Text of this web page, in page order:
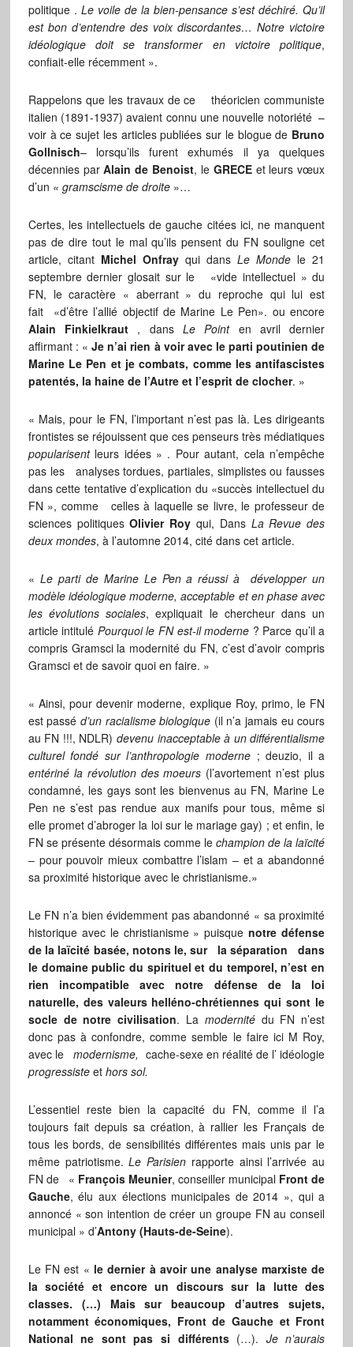
politique . Le voile de la bien-pensance s’est déchiré. Qu’il
est bon d’entendre des voix discordantes… Notre victoire
idéologique doit se transformer en victoire politique,
confiait-elle récemment ».
Rappelons que les travaux de ce théoricien communiste
italien (1891-1937) avaient connu une nouvelle notoriété –
voir à ce sujet les articles publiées sur le blogue de Bruno
Gollnisch– lorsqu’ils furent exhumés il ya quelques
décennies parAlain de Benoist, le GRECEet leurs vœux
d’un « gramscisme de droite »…
Certes, les intellectuels de gauche citées ici, ne manquent
pas de dire tout le mal qu’ils pensent du FN souligne cet
article, citantMichel Onfrayqui dansLe Monde le 21
septembre dernier glosait sur le «vide intellectuel » du
FN, le caractère « aberrant » du reproche qui lui est
fait «d’être l’allié objectif de Marine Le Pen». ou encore
Alain Finkielkraut , dansLe Pointen avril dernier
affirmant : « Je n’ai rien à voir avec le parti poutinien de
Marine Le Pen et je combats, comme les antifascistes
patentés, la haine de l’Autre et l’esprit de clocher. »
« Mais, pour le FN, l’important n’est pas là. Les dirigeants
frontistes se réjouissent que ces penseurs très médiatiques
popularisentleurs idées » . Pour autant, cela n’empêche
pas les analyses tordues, partiales, simplistes ou fausses
dans cette tentative d’explication du «succès intellectuel du
FN », comme celles à laquelle se livre, le professeur de
sciences politiquesOlivier Roy qui, Dans La Revue des
deux mondes, à l’automne 2014, cité dans cet article.
« Le parti de Marine Le Pen a réussi à développer un
modèle idéologique moderne, acceptable et en phase avec
les évolutions sociales, expliquait le chercheur dans un
article intitulé Pourquoi le FN est-il moderne ? Parce qu’il a
compris Gramsci la modernité du FN, c’est d’avoir compris
Gramsci et de savoir quoi en faire. »
« Ainsi, pour devenir moderne, explique Roy, primo, le FN
est passéd’un racialisme biologique (il n’a jamais eu cours
au FN !!!, NDLR) devenu inacceptable à un différentialisme
culturel fondé sur l’anthropologie moderne ; deuzio, il a
entériné la révolution des moeurs (l’avortement n’est plus
condamné, les gays sont les bienvenus au FN, Marine Le
Pen ne s’est pas rendue aux manifs pour tous, même si
elle promet d’abroger la loi sur le mariage gay) ; et enfin, le
FN se présente désormais comme lechampion de la laïcité
– pour pouvoir mieux combattre l’islam – et a abandonné
sa proximité historique avec le christianisme.»
Le FN n’a bien évidemment pas abandonné « sa proximité
historique avec le christianisme » puisquenotre défense
de la laïcité basée, notons le, sur la séparation dans
le domaine public du spirituel et du temporel, n’est en
rien incompatible avec notre défense de la loi
naturelle, des valeurs helléno-chrétiennes qui sont le
socle de notre civilisation. La modernitédu FN n’est
donc pas à confondre, comme semble le faire ici M Roy,
avec le modernisme, cache-sexe en réalité de l’ idéologie
progressisteethors sol.
L’essentiel reste bien la capacité du FN, comme il l’a
toujours fait depuis sa création, à rallier les Français de
tous les bords, de sensibilités différentes mais unis par le
même patriotisme.Le Parisien rapporte ainsi l’arrivée au
FN de « François Meunier, conseiller municipal Front de
Gauche, élu aux élections municipales de 2014 », qui a
annoncé « son intention de créer un groupe FN au conseil
municipal » d’Antony (Hauts-de-Seine).
Le FN est « le dernier à avoir une analyse marxiste de
la société et encore un discours sur la lutte des
classes. (…) Mais sur beaucoup d’autres sujets,
notamment économiques, Front de Gauche et Front
National ne sont pas si différents(…). Je n’aurais